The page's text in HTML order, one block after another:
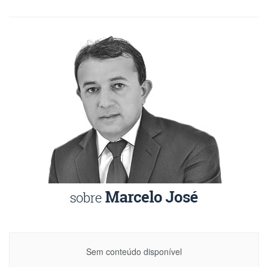
Sem conteúdo disponível